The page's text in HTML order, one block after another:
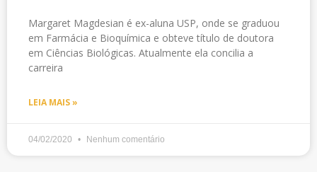
Margaret Magdesian é ex-aluna USP, onde se graduou
em Farmácia e Bioquímica e obteve título de doutora
em Ciências Biológicas. Atualmente ela concilia a
carreira
LEIA MAIS »
04/02/2020 Nenhum comentário